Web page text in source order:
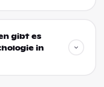
gibt es
in